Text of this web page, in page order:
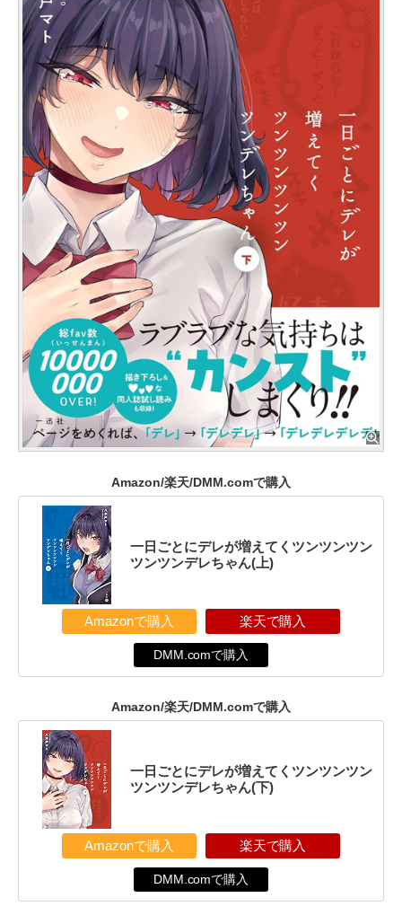
Amazon/楽天/DMM.comで購入
一日ごとにデレが増えてくツンツンツン
ツンツンデレちゃん(上)
Amazonで購入 楽天で購入
DMM.comで購入
Amazon/楽天/DMM.comで購入
一日ごとにデレが増えてくツンツンツン
ツンツンデレちゃん(下)
Amazonで購入 楽天で購入
DMM.comで購入